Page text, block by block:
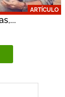
ARTÍCULO